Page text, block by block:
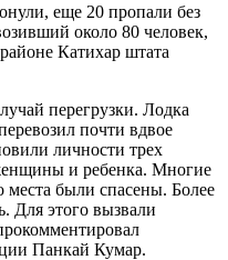
еще 20 пропали без
около 80 человек,
Катихар штата
перегрузки. Лодка
почти вдвое
личности трех
и ребенка. Многие
места были спасены. Более
Для этого вызвали
Панкай Кумар.